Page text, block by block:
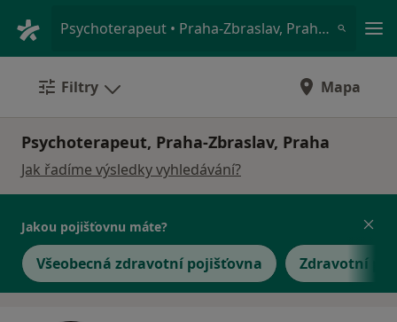
Psychoterapeut • Praha-Zbraslav, Praha, hl město Praha
Filtry Mapa
Psychoterapeut, Praha-Zbraslav, Praha
Jak řadíme výsledky vyhledávání?
Jakou pojišťovnu máte?
Všeobecná zdravotní pojišťovna Zdravotní